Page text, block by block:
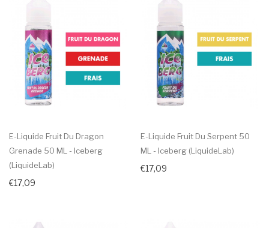
E-Liquide Fruit Du Dragon
Grenade 50 ML - Iceberg
(LiquideLab)
€17,09
E-Liquide Fruit Du Serpent 50
ML - Iceberg (LiquideLab)
€17,09